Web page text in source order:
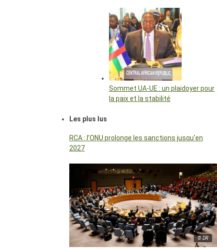
Sommet UA-UE : un plaidoyer pour
la paix et la stabilité
Les plus lus
RCA : l’ONU prolonge les sanctions jusqu’en
2027
© DR